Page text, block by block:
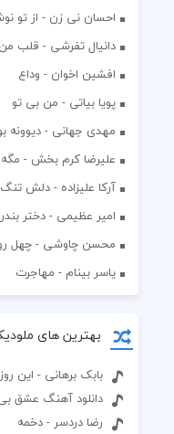
احسان نی زن - از تو
دانیال تفرشی - قلب من
افشين اخوان - وداع
پویا بیاتی - من بی تو
مهدی جهانی - دیوونه
علیرضا کرم بخش -
آرکا علیزاده - دلش
امیر عظیمی - دختر بندر
محسن چاوشی - چهل
یاسر بینام - مهاجرت
بهترین های
بابک برهانی - این
دانلود آهنگ عشق
رضا دردسر - دخمه